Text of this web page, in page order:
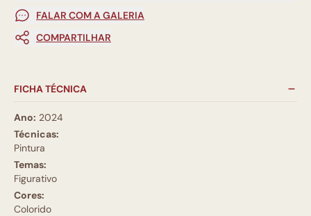
FALAR COM A GALERIA
COMPARTILHAR
FICHA TÉCNICA
Ano: 2024
Técnicas:
Pintura
Temas:
Figurativo
Cores:
Colorido